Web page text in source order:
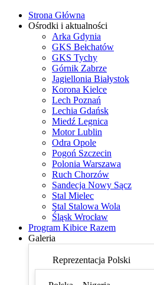
Strona Główna
Ośrodki i aktualności
Arka Gdynia
GKS Bełchatów
GKS Tychy
Górnik Zabrze
Jagiellonia Białystok
Korona Kielce
Lech Poznań
Lechia Gdańsk
Miedź Legnica
Motor Lublin
Odra Opole
Pogoń Szczecin
Polonia Warszawa
Ruch Chorzów
Sandecja Nowy Sącz
Stal Mielec
Stal Stalowa Wola
Śląsk Wrocław
Program Kibice Razem
Galeria
Reprezentacja Polski